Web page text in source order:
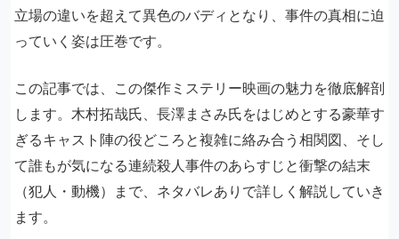
立場の違いを超えて異色のバディとなり、事件の真相に迫
っていく姿は圧巻です。
この記事では、この傑作ミステリー映画の魅力を徹底解剖
します。木村拓哉氏、長澤まさみ氏をはじめとする豪華す
ぎるキャスト陣の役どころと複雑に絡み合う相関図、そし
て誰もが気になる連続殺人事件のあらすじと衝撃の結末
（犯人・動機）まで、ネタバレありで詳しく解説していき
ます。